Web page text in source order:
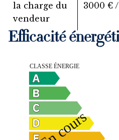
la charge du
vendeur
3000 €
Efficacité